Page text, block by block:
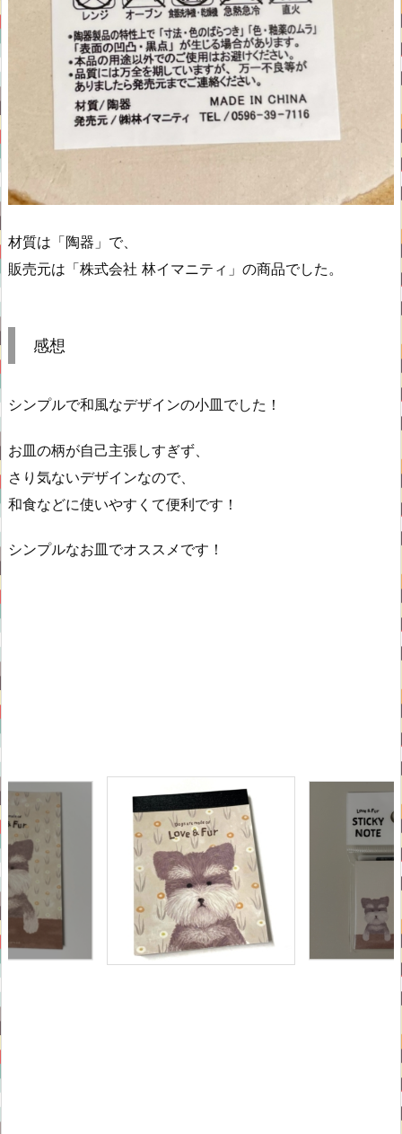
材質は「陶器」で、
販売元は「株式会社 林イマニティ」の商品でした。
感想
シンプルで和風なデザインの小皿でした！
お皿の柄が自己主張しすぎず、
さり気ないデザインなので、
和食などに使いやすくて便利です！
シンプルなお皿でオススメです！